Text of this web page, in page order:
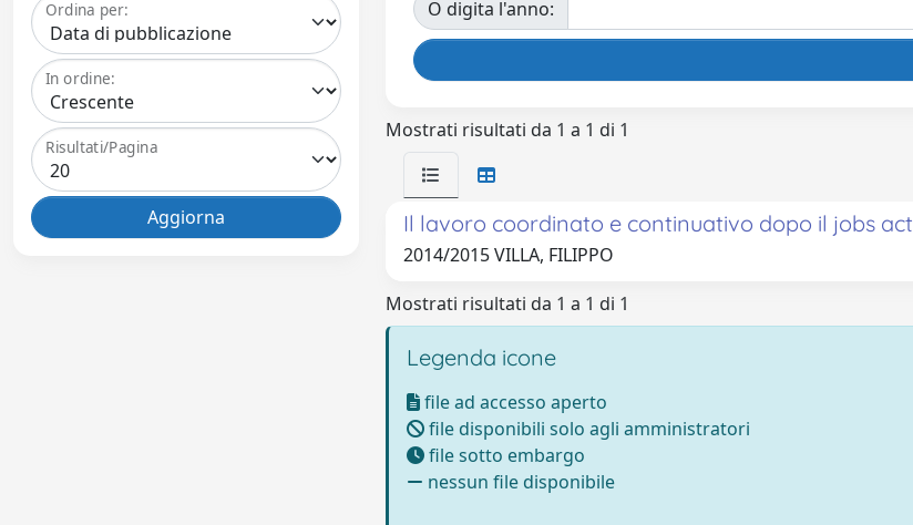
Ordina per:
In ordine:
Risultati/Pagina
O digita l'anno:
Mostrati risultati da 1 a 1 di 1
Il lavoro coordinato e continuativo dopo il jobs act
2014/2015 VILLA, FILIPPO
Mostrati risultati da 1 a 1 di 1
Legenda icone
file ad accesso aperto
file disponibili solo agli amministratori
file sotto embargo
nessun file disponibile